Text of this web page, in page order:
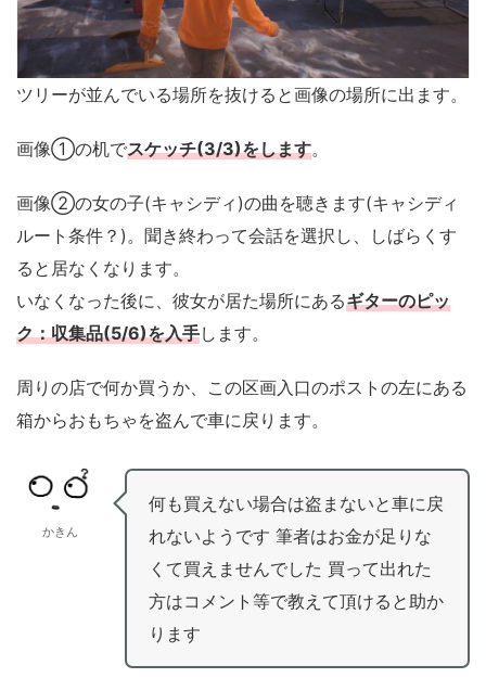
ツリーが並んでいる場所を抜けると画像の場所に出ます。
画像①の机でスケッチ(3/3)をします。
画像②の女の子(キャシディ)の曲を聴きます(キャシディ
ルート条件？)。聞き終わって会話を選択し、しばらくす
ると居なくなります。
いなくなった後に、彼女が居た場所にあるギターのピッ
ク：収集品(5/6)を入手します。
周りの店で何か買うか、この区画入口のポストの左にある
箱からおもちゃを盗んで車に戻ります。
かきん
何も買えない場合は盗まないと車に戻
れないようです 筆者はお金が足りな
くて買えませんでした 買って出れた
方はコメント等で教えて頂けると助か
ります